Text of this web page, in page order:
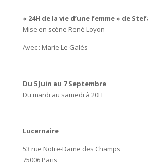
« 24H de la vie d’une femme » de
Mise en scène René Loyon
Avec : Marie Le Galès
Du 5 Juin au 7 Septembre
Du mardi au samedi à 20H
Lucernaire
53 rue Notre-Dame des Champs
75006 Paris